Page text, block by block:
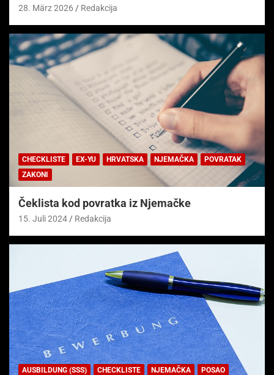
28. März 2026 Redakcija
CHECKLISTE EX-YU HRVATSKA NJEMAČKA
POVRATAK
ZAKONI
Čeklista kod povratka iz Njemačke
15. Juli 2024 Redakcija
AUSBILDUNG (SSS) CHECKLISTE NJEMAČKA
POSAO